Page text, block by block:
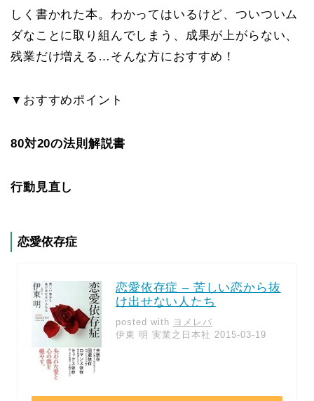
しく書かれた本。わかってはいるけど、ついついム
ダなことに取り組んでしまう、成果が上がらない、
残業だけ増える…そんな方におすすめ！
▼おすすめポイント
80対20の法則解説書
行動見直し
恋愛依存症
恋愛依存症 – 苦しい恋から抜
け出せない人たち
posted with ヨメレバ
伊東 明 実業之日本社 2015-03-19